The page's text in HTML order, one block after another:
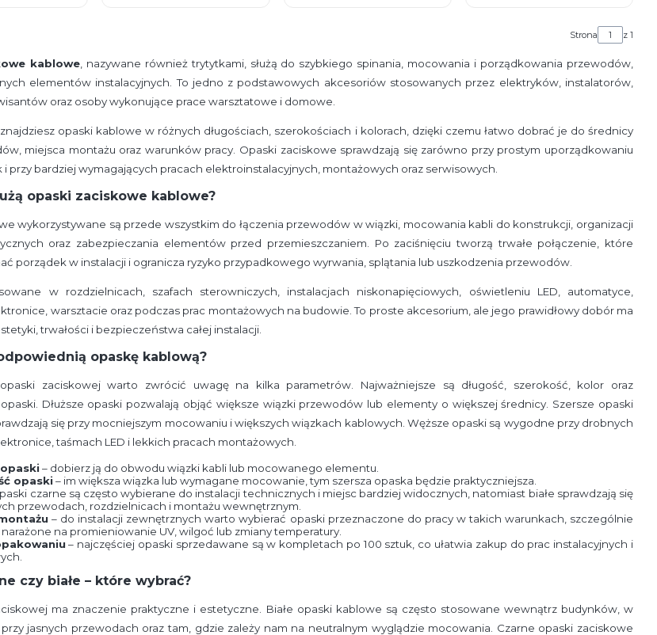
Strona z 1
kablowe, nazywane również trytytkami, służą do szybkiego spinania, mocowania i porządkowania przewodów,
elementów instalacyjnych. To jedno z podstawowych akcesoriów stosowanych przez elektryków, instalatorów,
oraz osoby wykonujące prace warsztatowe i domowe.
opaski kablowe w różnych długościach, szerokościach i kolorach, dzięki czemu łatwo dobrać je do średnicy
miejsca montażu oraz warunków pracy. Opaski zaciskowe sprawdzają się zarówno przy prostym uporządkowaniu
i przy bardziej wymagających pracach elektroinstalacyjnych, montażowych oraz serwisowych.
opaski zaciskowe kablowe?
wykorzystywane są przede wszystkim do łączenia przewodów w wiązki, mocowania kabli do konstrukcji, organizacji
oraz zabezpieczania elementów przed przemieszczaniem. Po zaciśnięciu tworzą trwałe połączenie, które
porządek w instalacji i ogranicza ryzyko przypadkowego wyrwania, splątania lub uszkodzenia przewodów.
w rozdzielnicach, szafach sterowniczych, instalacjach niskonapięciowych, oświetleniu LED, automatyce,
warsztacie oraz podczas prac montażowych na budowie. To proste akcesorium, ale jego prawidłowy dobór ma
trwałości i bezpieczeństwa całej instalacji.
opaskę kablową?
zaciskowej warto zwrócić uwagę na kilka parametrów. Najważniejsze są długość, szerokość, kolor oraz
Dłuższe opaski pozwalają objąć większe wiązki przewodów lub elementy o większej średnicy. Szersze opaski
się przy mocniejszym mocowaniu i większych wiązkach kablowych. Węższe opaski są wygodne przy drobnych
taśmach LED i lekkich pracach montażowych.
opaski– dobierz ją do obwodu wiązki kabli lub mocowanego elementu.
opaski– im większa wiązka lub wymagane mocowanie, tym szersza opaska będzie praktyczniejsza.
czarne są często wybierane do instalacji technicznych i miejsc bardziej widocznych, natomiast białe sprawdzają się
przewodach, rozdzielnicach i montażu wewnętrznym.
– do instalacji zewnętrznych warto wybierać opaski przeznaczone do pracy w takich warunkach, szczególnie
narażone na promieniowanie UV, wilgoć lub zmiany temperatury.
– najczęściej opaski sprzedawane są w kompletach po 100 sztuk, co ułatwia zakup do prac instalacyjnych i
czy białe – które wybrać?
ma znaczenie praktyczne i estetyczne. Białe opaski kablowe są często stosowane wewnątrz budynków, w
jasnych przewodach oraz tam, gdzie zależy nam na neutralnym wyglądzie mocowania. Czarne opaski zaciskowe